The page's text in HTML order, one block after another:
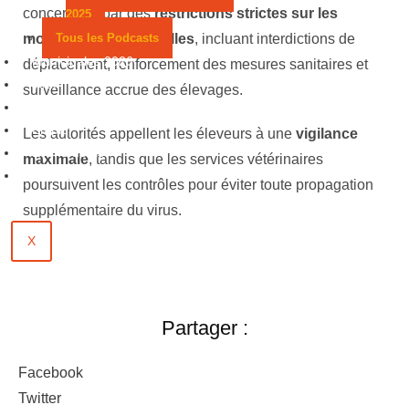
2025
Tous les Podcasts
Municipales 2026
Jeux
Emploi
Évènements
X
concernées par desrestrictions strictes sur les
mouvements de volailles, incluant interdictions de
déplacement, renforcement des mesures sanitaires et
surveillance accrue des élevages.
Les autorités appellent les éleveurs à une vigilance
maximale, tandis que les services vétérinaires
poursuivent les contrôles pour éviter toute propagation
supplémentaire du virus.
Partager :
Facebook
Twitter